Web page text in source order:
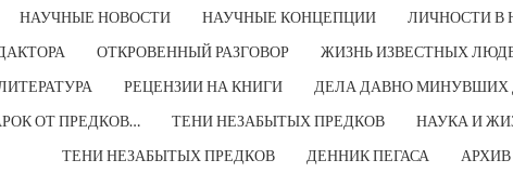
НАУЧНЫЕ НОВОСТИ НАУЧНЫЕ КОНЦЕПЦИИ ЛИЧНОСТИ В
ОТКРОВЕННЫЙ РАЗГОВОР ЖИЗНЬ ИЗВЕСТНЫХ
РЕЦЕНЗИИ НА КНИГИ ДЕЛА ДАВНО МИНУВШИХ
ОТ ПРЕДКОВ…
ТЕНИ НЕЗАБЫТЫХ ПРЕДКОВ НАУКА И
ТЕНИ НЕЗАБЫТЫХ ПРЕДКОВ
ДЕННИК ПЕГАСА АРХИВ